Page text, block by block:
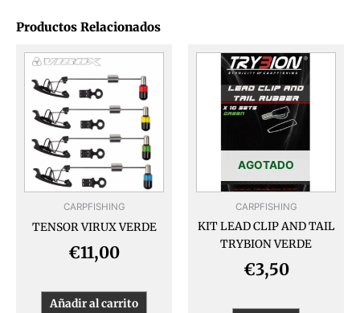
Productos Relacionados
CARPFISHING
TENSOR VIRUX VERDE
€11,00
Añadir al carrito
AGOTADO
CARPFISHING
KIT LEAD CLIP AND TAIL
TRYBION VERDE
€3,50